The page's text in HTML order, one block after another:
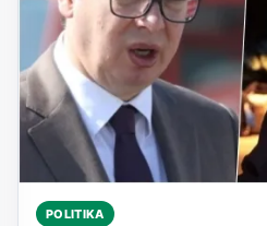
POLITIKA